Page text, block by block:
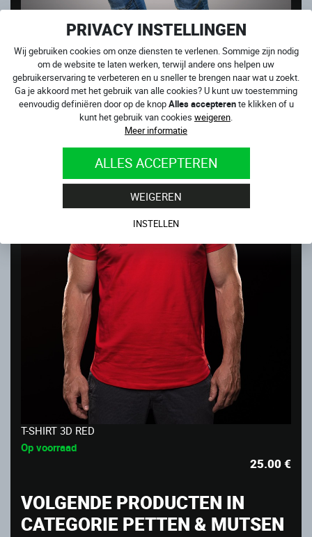
PRIVACY INSTELLINGEN
Wij gebruiken cookies om onze diensten te verlenen. Sommige zijn nodig
om de website te laten werken, terwijl andere ons helpen uw
gebruikerservaring te verbeteren en u sneller te brengen naar wat u zoekt.
Ga je akkoord met het gebruik van alle cookies? U kunt uw toestemming
eenvoudig definiëren door op de knopAlles accepterente klikken of u
kunt het gebruik van cookies weigeren
Meer informatie
ALLES ACCEPTEREN
WEIGEREN
INSTELLEN
CLUB SPORT
Op voorraad
T-SHIRT 3D RED
Op voorraad
25.00€
VOLGENDE PRODUCTEN IN
CATEGORIE PETTEN & MUTSEN